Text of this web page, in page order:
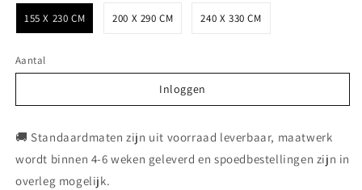
155 X 230 CM 200 X 290 CM 240 X 330 CM
Aantal
Inloggen
Inloggen
🚚 Standaardmaten zijn uit voorraad leverbaar, maatwerk
wordt binnen 4-6 weken geleverd en spoedbestellingen zijn in
overleg mogelijk.